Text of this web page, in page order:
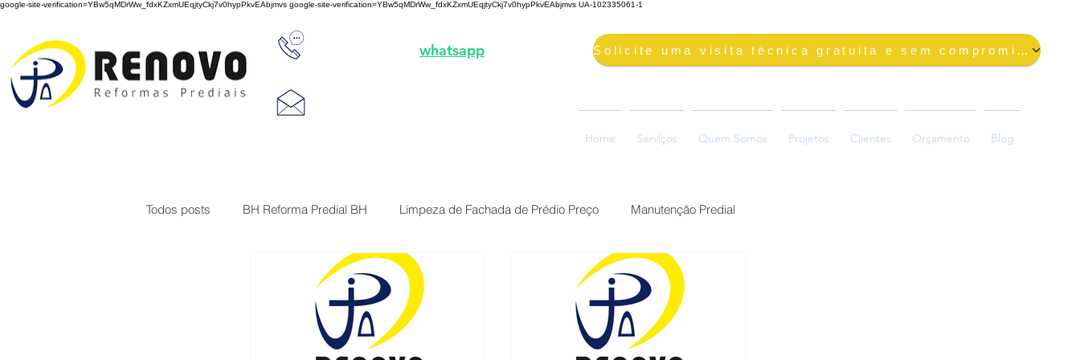
google-site-verification=YBw5qMDrWw_fdxKZxmUEqjtyCkj7v0hypPkvEAbjmvs google-site-verification=YBw5qMDrWw_fdxKZxmUEqjtyCkj7v0hypPkvEAbjmvs UA-102335061-1
whatsapp Solicite uma visita técnica gratuita e sem compromisso
Home Serviços Quem Somos Projetos Clientes Orçamento Blog
Todos posts BH Reforma Predial BH Limpeza de Fachada de Prédio Preço Manutenção Predial
Limpeza de Fachada de Prédio Preço Reforma Predial BH Serviço impermeabilização fachada
Serviço de impermeabilização de fac Brasil Belo Horizonte Solução Sika